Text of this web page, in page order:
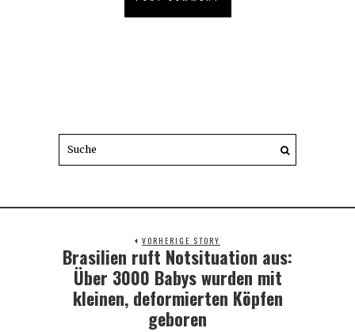
VORHERIGE STORY
Previous
Brasilien ruft Notsituation aus:
Über 3000 Babys wurden mit
kleinen, deformierten Köpfen
geboren